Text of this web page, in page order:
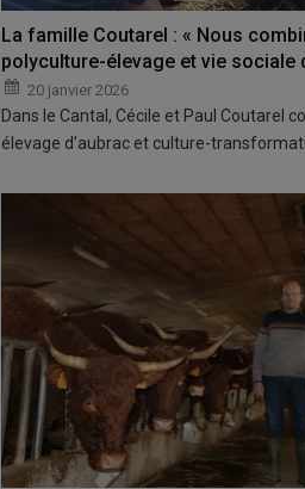
La famille Coutarel : « Nous
polyculture-élevage et vie sociale
20 janvier 2026
Dans le Cantal, Cécile et Paul Coutarel
élevage d’aubrac et culture-